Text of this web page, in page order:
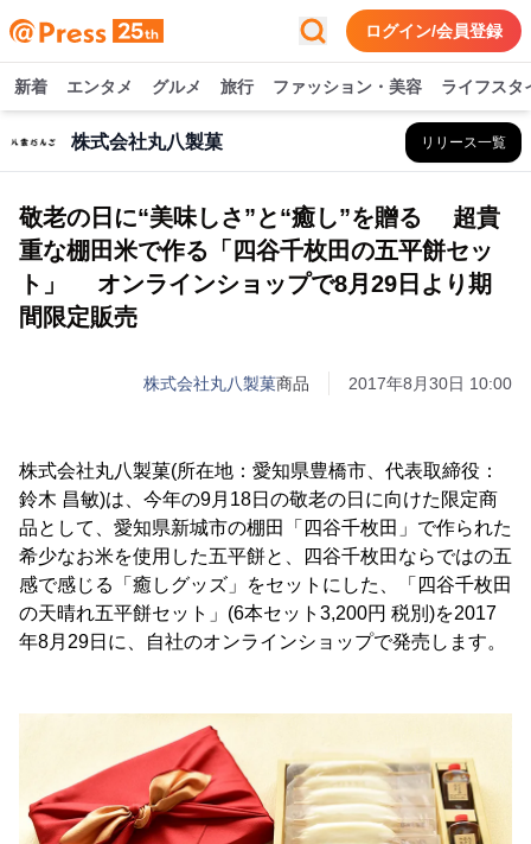
ログイン/会員登録
新着 エンタメ グルメ 旅行 ファッション・美容 ライフスタ
株式会社丸八製菓 リリース一覧
敬老の日に“美味しさ”と“癒し”を贈る 超貴
重な棚田米で作る「四谷千枚田の五平餅セッ
ト」 オンラインショップで8月29日より期
間限定販売
株式会社丸八製菓商品 2017年8月30日 10:00
株式会社丸八製菓(所在地：愛知県豊橋市、代表取締役：
鈴木 昌敏)は、今年の9月18日の敬老の日に向けた限定商
品として、愛知県新城市の棚田「四谷千枚田」で作られた
希少なお米を使用した五平餅と、四谷千枚田ならではの五
感で感じる「癒しグッズ」をセットにした、「四谷千枚田
の天晴れ五平餅セット」(6本セット3,200円 税別)を2017
年8月29日に、自社のオンラインショップで発売します。